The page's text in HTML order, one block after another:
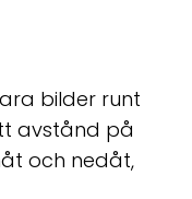
bilder runt
avstånd på
och nedåt,